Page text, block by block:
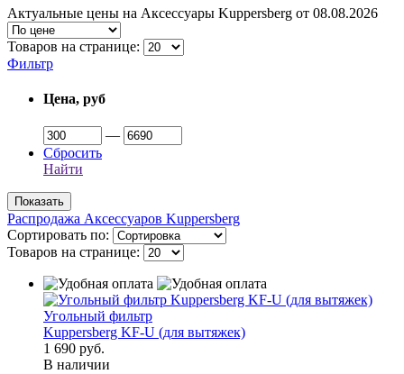
Актуальные цены на Аксессуары Kuppersberg от 08.08.2026
Товаров на странице:
Фильтр
Цена, руб
—
Сбросить
Найти
Распродажа Аксессуаров Kuppersberg
Сортировать по:
Товаров на странице:
Угольный фильтр
Kuppersberg KF-U (для вытяжек)
1 690 руб.
В наличии